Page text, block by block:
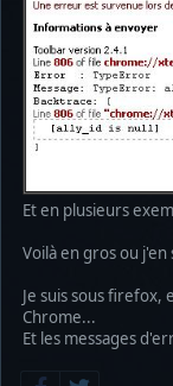
Et en plusieurs
Voilà en gros ou j'en
Je suis sous firefox,
Chrome...
Et les messages